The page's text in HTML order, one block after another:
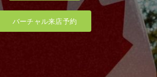
バーチャル来店予約